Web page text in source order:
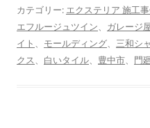
カテゴリー: エクステリア 施工
エフルージュツイン、 ガレージ
イト 、 モールディング、 三和シ
クス、 白いタイル、 豊中市、 門